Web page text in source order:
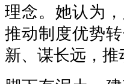
理念。她认为
推动制度优势
新、谋长远，